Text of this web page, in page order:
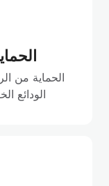
الحماية من
الودائع